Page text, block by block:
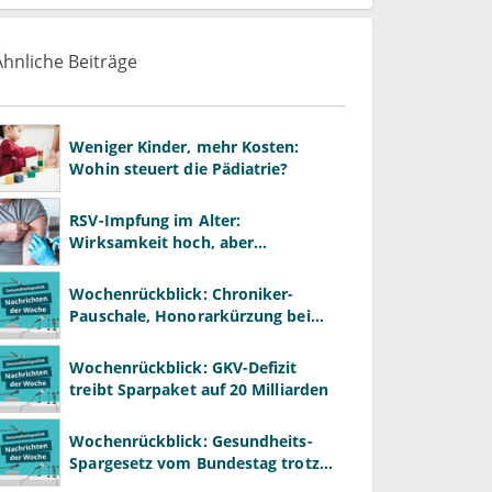
Beiträge
Weniger Kinder, mehr Kosten:
Wohin steuert die Pädiatrie?
RSV-Impfung im Alter:
Wirksamkeit hoch, aber
Wochenrückblick: Chroniker-
Pauschale, Honorarkürzung bei
Wochenrückblick: GKV-Defizit
treibt Sparpaket auf 20 Milliarden
Wochenrückblick: Gesundheits-
Spargesetz vom Bundestag trotz